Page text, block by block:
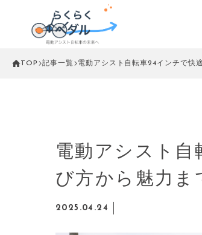
TOP 記事一覧 電動アシスト自転車24インチで快
電動アシスト自
び方から魅力ま
2025.04.24